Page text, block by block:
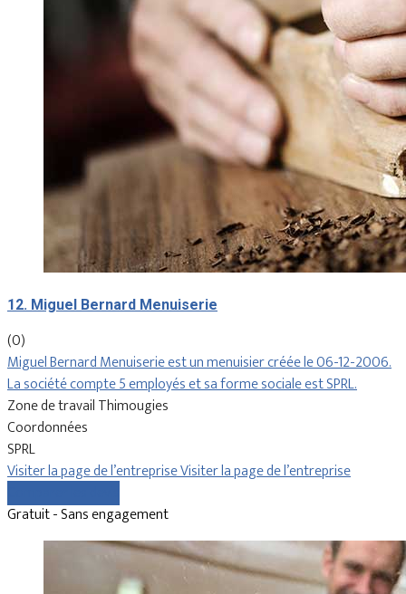
12. Miguel Bernard Menuiserie
(0)
Miguel Bernard Menuiserie est un menuisier créée le 06-12-2006.
La société compte 5 employés et sa forme sociale est SPRL.
Zone de travail Thimougies
Coordonnées
SPRL
Visiter la page de l’entrepriseVisiter la page de l’entreprise
Gratuit - Sans engagement